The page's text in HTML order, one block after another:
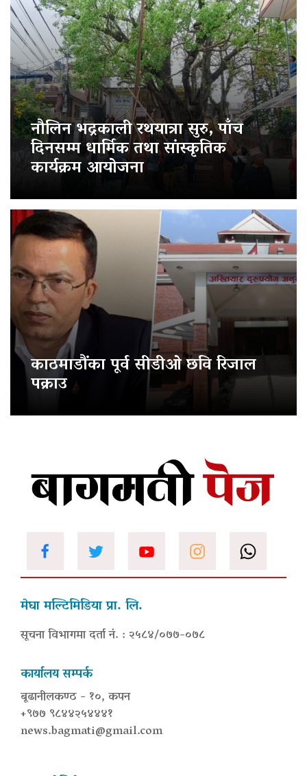
नौलिन भद्रकाली रथयात्रा सुरु, पाँच
दिनसम्म धार्मिक तथा सांस्कृतिक
कार्यक्रम आयोजना
काठमाडौंका पूर्व सीडीओ छवि रिजाल
पक्राउ
मेघा मल्टिमिडिया प्रा. लि.
सूचना विभागमा दर्ता नं. : २५८४/०७७-०७८
कार्यालय सम्पर्क
बूढानीलकण्ठ - १०, कपन
+९७७ ९८४४२५४४४१
news.bagmati@gmail.com